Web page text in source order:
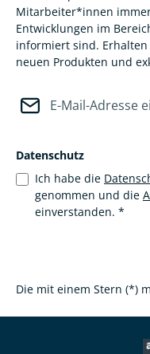
Mitarbeiter*innen
Entwicklungen im
informiert sind. Erhalten
neuen Produkten und
Datenschutz
Ich habe die
genommen und die
einverstanden. *
Die mit einem Stern (*)